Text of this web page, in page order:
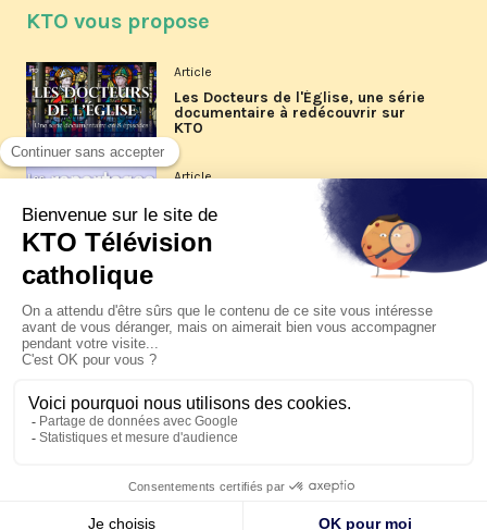
KTO vous propose
Article
Les Docteurs de l'Église, une série
documentaire à redécouvrir sur
KTO
Article
Les reportages d'été 2026 de KTO
La visite pastorale du pape Léon
XIV à Assise à suivre sur KTO le
jeudi 6 août
Le pape en Uruguay, Argentine et
Pérou du 6 au 17 novembre 2026